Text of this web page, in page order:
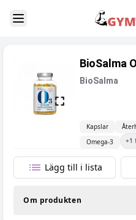
Toggle Sidebar
BioSalma
BioSalma
Kapslar
Omega-3
+1
Lägg till i lista
Om produkten